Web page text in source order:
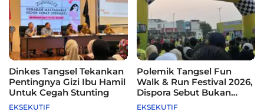
Dinkes Tangsel Tekankan
Pentingnya Gizi Ibu Hamil
Untuk Cegah Stunting
EKSEKUTIF
Polemik Tangsel Fun
Walk & Run Festival 2026,
Dispora Sebut Bukan
Agenda Pemkot
EKSEKUTIF